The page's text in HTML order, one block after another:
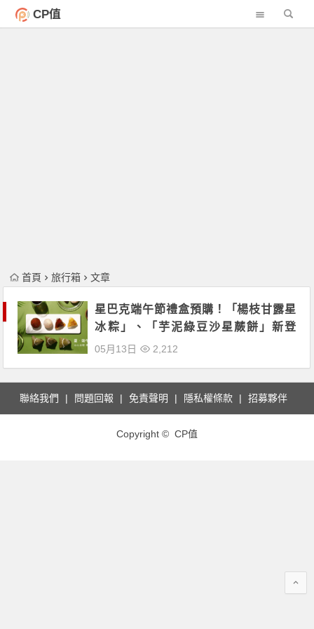
CP值
首頁 旅行箱 文章
星巴克端午節禮盒預購！「楊枝甘露星
冰粽」、「芋泥綠豆沙星蕨餅」新登
場！旅行箱造型收納盒手刀預購！
05月13日 2,212
聯絡我們 問題回報 免責聲明 隱私權條款 招募夥伴
Copyright © CP值